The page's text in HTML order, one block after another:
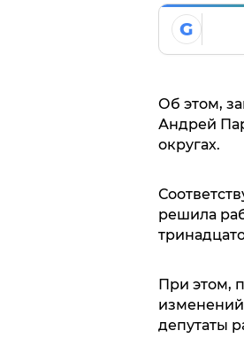
G
Об этом,
Андрей
округах.
решила
При этом,
изменений
депутаты